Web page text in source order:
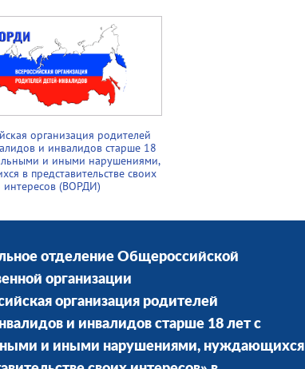
организация родителей
и инвалидов старше 18
и иными нарушениями,
в представительстве своих
интересов (ВОРДИ)
отделение Общероссийской
организации
организация родителей
и инвалидов старше 18 лет с
и иными нарушениями, нуждающихся